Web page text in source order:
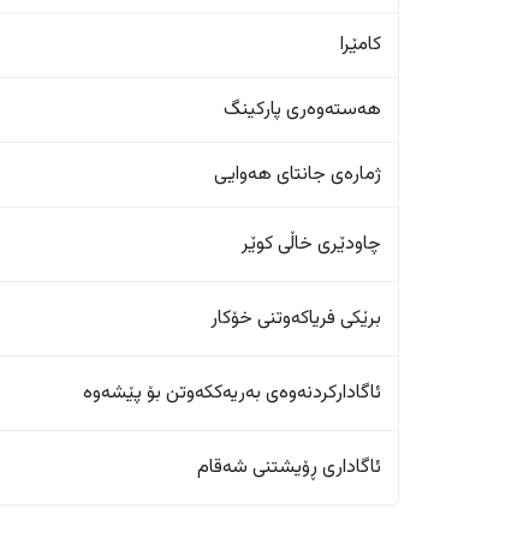
کامێرا
هەستەوەری پارکینگ
ژمارەی جانتای هەوایی
چاودێری خاڵی کوێر
برێکی فریاکەوتنی خۆکار
ئاگادارکردنەوەی بەریەککەوتن بۆ پێشەوە
ئاگاداری ڕۆیشتنی شەقام